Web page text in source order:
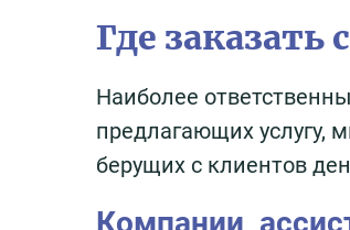
Где заказать
Наиболее
предлагающих услугу,
берущих с клиентов